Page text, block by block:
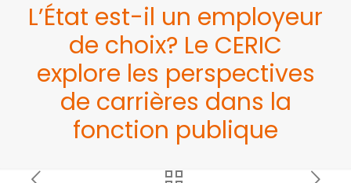
L’État est-il un employeur
de choix? Le CERIC
explore les perspectives
de carrières dans la
fonction publique